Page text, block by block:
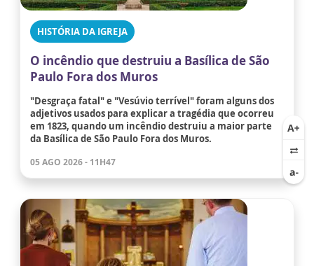
HISTÓRIA DA IGREJA
O incêndio que destruiu a Basílica de São
Paulo Fora dos Muros
"Desgraça fatal" e "Vesúvio terrível" foram alguns dos
adjetivos usados para explicar a tragédia que ocorreu
em 1823, quando um incêndio destruiu a maior parte
da Basílica de São Paulo Fora dos Muros.
05 AGO 2026 - 11H47